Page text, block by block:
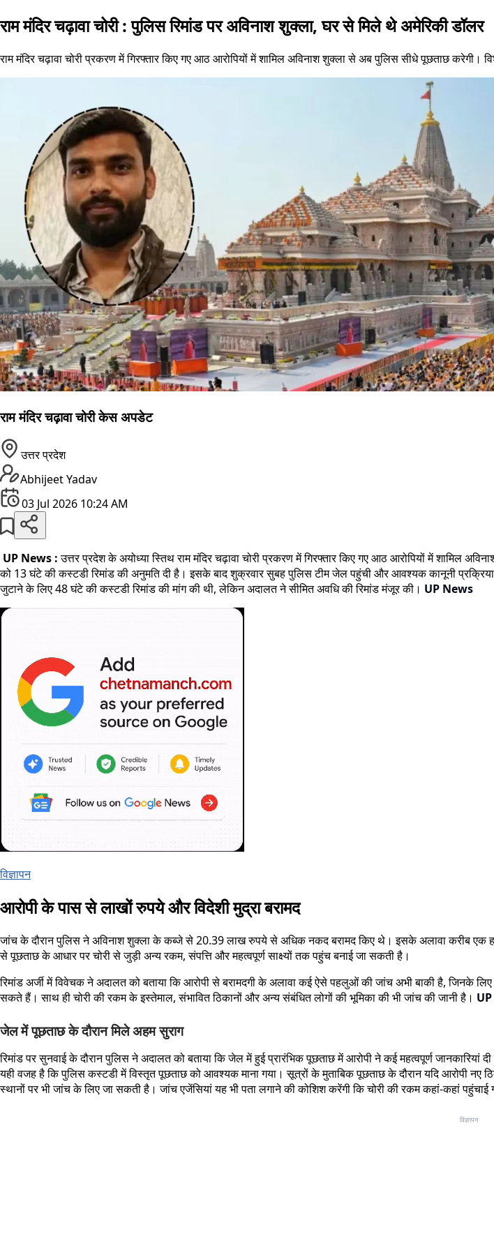
राम मंदिर चढ़ावा चोरी : पुलिस रिमांड पर अविनाश शुक्ला, घर से मिले थे अमेरिकी डॉलर
राम मंदिर चढ़ावा चोरी प्रकरण में गिरफ्तार किए गए आठ आरोपियों में शामिल अविनाश शुक्ला से अब पुलिस सीधे पूछताछ करेगी।
राम मंदिर चढ़ावा चोरी केस अपडेट
उत्तर प्रदेश
Abhijeet Yadav
03 Jul 2026 10:24 AM
UP News :उत्तर प्रदेश के अयोध्या स्तिथ राम मंदिर चढ़ावा चोरी प्रकरण में गिरफ्तार किए गए आठ आरोपियों में शामिल
को 13 घंटे की कस्टडी रिमांड की अनुमति दी है। इसके बाद शुक्रवार सुबह पुलिस टीम जेल पहुंची और आवश्यक कानूनी
जुटाने के लिए 48 घंटे की कस्टडी रिमांड की मांग की थी, लेकिन अदालत ने सीमित अवधि की रिमांड मंजूर की। UP News
विज्ञापन
आरोपी के पास से लाखों रुपये और विदेशी मुद्रा बरामद
जांच के दौरान पुलिस ने अविनाश शुक्ला के कब्जे से 20.39 लाख रुपये से अधिक नकद बरामद किए थे। इसके अलावा करीब एक
से पूछताछ के आधार पर चोरी से जुड़ी अन्य रकम, संपत्ति और महत्वपूर्ण साक्ष्यों तक पहुंच बनाई जा सकती है।
रिमांड अर्जी में विवेचक ने अदालत को बताया कि आरोपी से बरामदगी के अलावा कई ऐसे पहलुओं की जांच अभी बाकी है, जिनके
सकते हैं। साथ ही चोरी की रकम के इस्तेमाल, संभावित ठिकानों और अन्य संबंधित लोगों की भूमिका की भी जांच की जानी है।
जेल में पूछताछ के दौरान मिले अहम सुराग
रिमांड पर सुनवाई के दौरान पुलिस ने अदालत को बताया कि जेल में हुई प्रारंभिक पूछताछ में आरोपी ने कई महत्वपूर्ण
यही वजह है कि पुलिस कस्टडी में विस्तृत पूछताछ को आवश्यक माना गया। सूत्रों के मुताबिक पूछताछ के दौरान यदि आरोपी नए
स्थानों पर भी जांच के लिए जा सकती है। जांच एजेंसियां यह भी पता लगाने की कोशिश करेंगी कि चोरी की रकम कहां-कहां
विज्ञापन